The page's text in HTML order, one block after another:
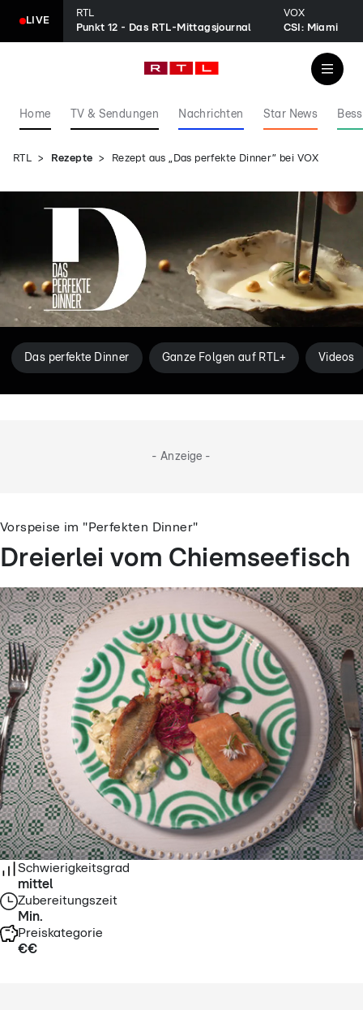
LIVE
RTL
Punkt 12 - Das RTL-Mittagsjournal
VOX
CSI: Miami
Home TV & Sendungen Nachrichten Star News
RTL Rezepte Rezept aus „Das perfekte Dinner” bei VOX
Das perfekte Dinner Ganze Folgen auf RTL+ Videos
- Anzeige -
Vorspeise im "Perfekten Dinner"
Dreierlei vom Chiemseefisch
Schwierigkeitsgrad
mittel
Zubereitungszeit
Min.
Preiskategorie
€€